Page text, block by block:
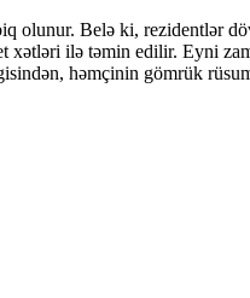
olunur. Belə ki, rezidentlər
xətləri ilə təmin edilir. Eyni
həmçinin gömrük